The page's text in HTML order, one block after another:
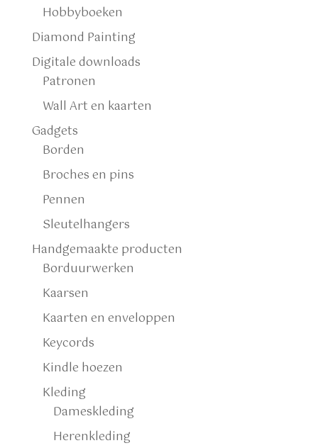
Hobbyboeken
Diamond Painting
Digitale downloads
Patronen
Wall Art en kaarten
Gadgets
Borden
Broches en pins
Pennen
Sleutelhangers
Handgemaakte producten
Borduurwerken
Kaarsen
Kaarten en enveloppen
Keycords
Kindle hoezen
Kleding
Dameskleding
Herenkleding